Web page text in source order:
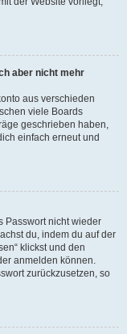
aber nicht mehr
aus verschieden
viele Boards
geschrieben haben,
einfach erneut und
Passwort nicht wieder
du, indem du auf der
klickst und den
anmelden können.
zurückzusetzen, so